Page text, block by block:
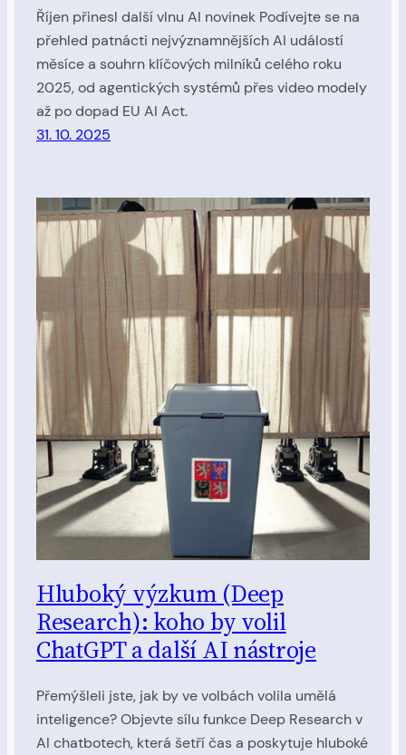
Říjen přinesl další vlnu AI novinek Podívejte se na
přehled patnácti nejvýznamnějších AI událostí
měsíce a souhrn klíčových milníků celého roku
2025, od agentických systémů přes video modely
až po dopad EU AI Act.
31. 10. 2025
Hluboký výzkum (Deep
Research): koho by volil
ChatGPT a další AI nástroje
Přemýšleli jste, jak by ve volbách volila umělá
inteligence? Objevte sílu funkce Deep Research v
AI chatbotech, která šetří čas a poskytuje hluboké